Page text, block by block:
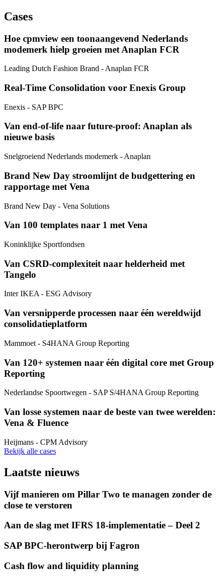
Cases
Hoe cpmview een toonaangevend Nederlands
modemerk hielp groeien met Anaplan FCR
Leading Dutch Fashion Brand - Anaplan FCR
Real‑Time Consolidation voor Enexis Group
Enexis - SAP BPC
Van end-of-life naar future-proof: Anaplan als
nieuwe basis
Snelgroeiend Nederlands modemerk - Anaplan
Brand New Day stroomlijnt de budgettering en
rapportage met Vena
Brand New Day - Vena Solutions
Van 100 templates naar 1 met Vena
Koninklijke Sportfondsen
Van CSRD-complexiteit naar helderheid met
Tangelo
Inter IKEA - ESG Advisory
Van versnipperde processen naar één wereldwijd
consolidatieplatform
Mammoet - S4HANA Group Reporting
Van 120+ systemen naar één digital core met Group
Reporting
Nederlandse Spoortwegen - SAP S/4HANA Group Reporting
Van losse systemen naar de beste van twee werelden:
Vena & Fluence
Heijmans - CPM Advisory
Bekijk alle cases
Laatste nieuws
Vijf manieren om Pillar Two te managen zonder de
close te verstoren
Aan de slag met IFRS 18-implementatie – Deel 2
SAP BPC-herontwerp bij Fagron
Cash flow and liquidity planning